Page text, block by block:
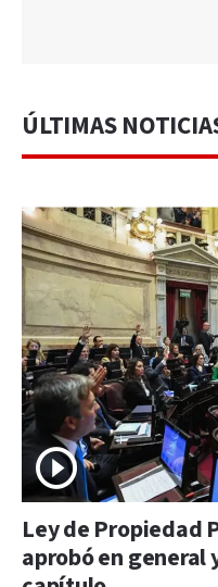
ÚLTIMAS
Ley de Propiedad
aprobó en general